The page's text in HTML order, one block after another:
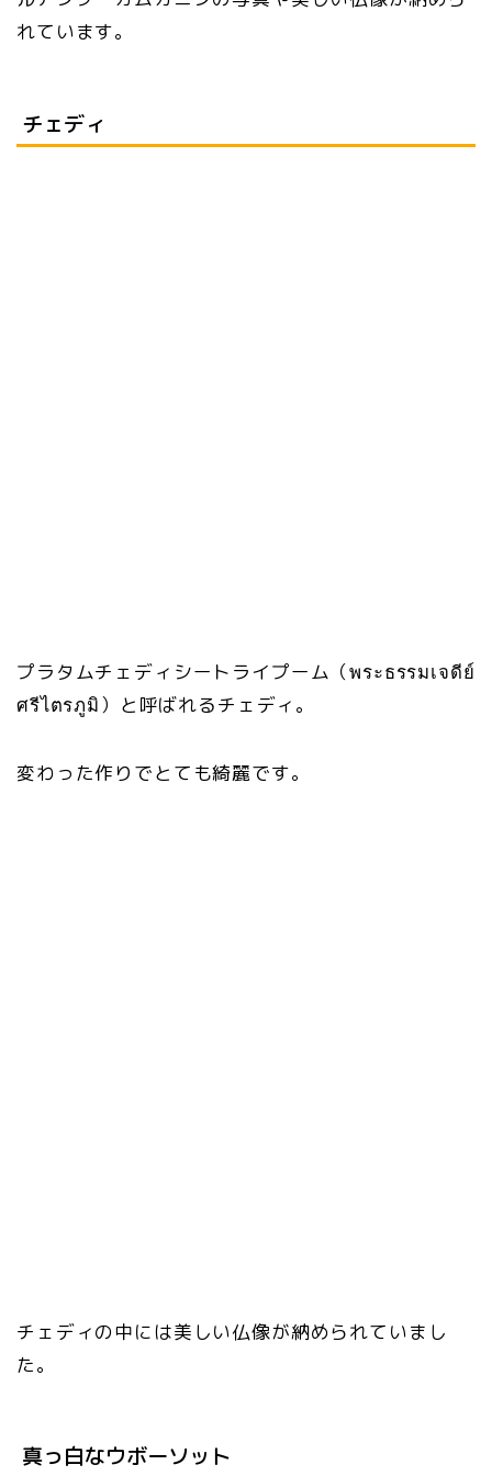
れています。
チェディ
プラタムチェディシートライプーム（พระธรรมเจดีย์
ศรีไตรภูมิ）と呼ばれるチェディ。
変わった作りでとても綺麗です。
チェディの中には美しい仏像が納められていまし
た。
真っ白なウボーソット